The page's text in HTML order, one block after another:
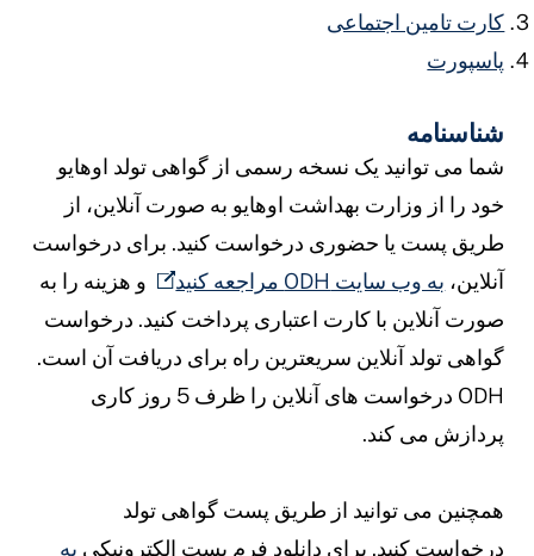
کارت تامین اجتماعی
پاسپورت
شناسنامه
شما می توانید یک نسخه رسمی از گواهی تولد اوهایو
خود را از وزارت بهداشت اوهایو به صورت آنلاین، از
طریق پست یا حضوری درخواست کنید. برای درخواست
آنلاین،به وب سایت ODH مراجعه کنید
و هزینه را به
صورت آنلاین با کارت اعتباری پرداخت کنید. درخواست
گواهی تولد آنلاین سریعترین راه برای دریافت آن است.
ODH درخواست های آنلاین را ظرف 5 روز کاری
پردازش می کند.
همچنین می توانید از طریق پست گواهی تولد
درخواست کنید. برای دانلود فرم پست الکترونیکیبه